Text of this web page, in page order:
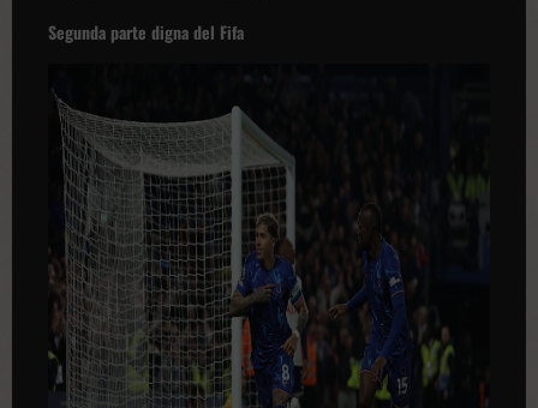
Segunda parte digna del Fifa